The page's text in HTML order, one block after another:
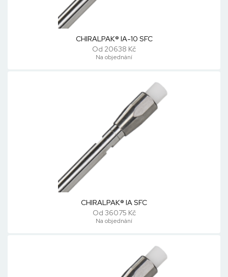
CHIRALPAK® IA-10 SFC
Od 20638 Kč
Na objednání
CHIRALPAK® IA SFC
Od 36075 Kč
Na objednání